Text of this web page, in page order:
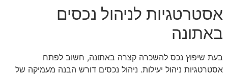
אסטרטגיות לניהול נכסים
באתונה
בעת שיפוץ נכס להשכרה קצרה באתונה, חשוב לפתח
אסטרטגיות ניהול יעילות. ניהול נכסים דורש הבנה מעמיקה של